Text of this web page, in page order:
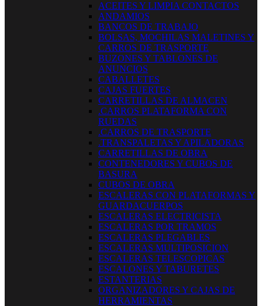
ACEITES Y LIMPIA CONTACTOS
ANDAMIOS
BANCOS DE TRABAJO
BOLSAS, MOCHILAS MALETINES Y
CARROS DE TRASPORTE
BUZONES Y TABLONES DE
ANUNCIOS
CABALLETES
CAJAS FUERTES
CARRETILLAS DE ALMACEN
.CARROS PLATAFORMA CON
RUEDAS
.CARROS DE TRASPORTE
.TRANSPALETAS Y APILADORAS
CARRETILLAS DE OBRA
CONTENEDORES Y CUBOS DE
BASURA
CUBOS DE OBRA
ESCALERAS CON PLATAFORMAS Y
GUARDACUERPOS
ESCALERAS ELECTRICISTA
ESCALERAS POR TRAMOS
ESCALERAS PLEGABLES
ESCALERAS MULTIPOSICION
ESCALERAS TELESCOPICAS
ESCALONES Y TABURETES
ESTANTERIAS
ORGANIZADORES Y CAJAS DE
HERRAMIENTAS